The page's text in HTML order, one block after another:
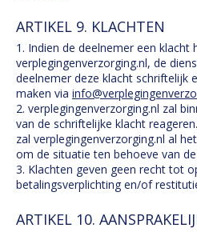
ARTIKEL 9. KLACHTEN
1. Indien de deelnemer een
verplegingenverzorging.nl, de
deelnemer deze klacht schriftelijk
maken via
2. verplegingenverzorging.nl zal
van de schriftelijke klacht
zal verplegingenverzorging.nl al
om de situatie ten behoeve van
3. Klachten geven geen recht tot
betalingsverplichting en/of
ARTIKEL 10.